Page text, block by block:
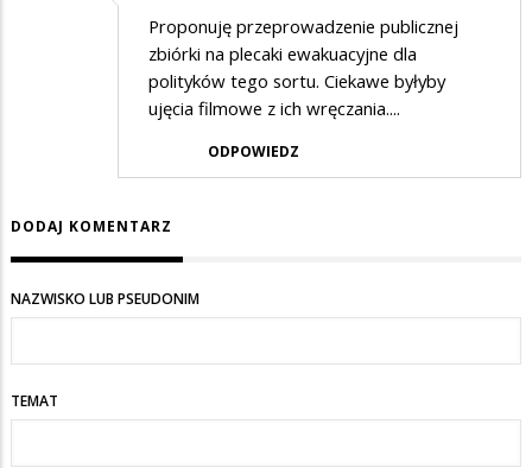
Proponuję przeprowadzenie publicznej
zbiórki na plecaki ewakuacyjne dla
polityków tego sortu. Ciekawe byłyby
ujęcia filmowe z ich wręczania....
ODPOWIEDZ
DODAJ KOMENTARZ
NAZWISKO LUB PSEUDONIM
TEMAT